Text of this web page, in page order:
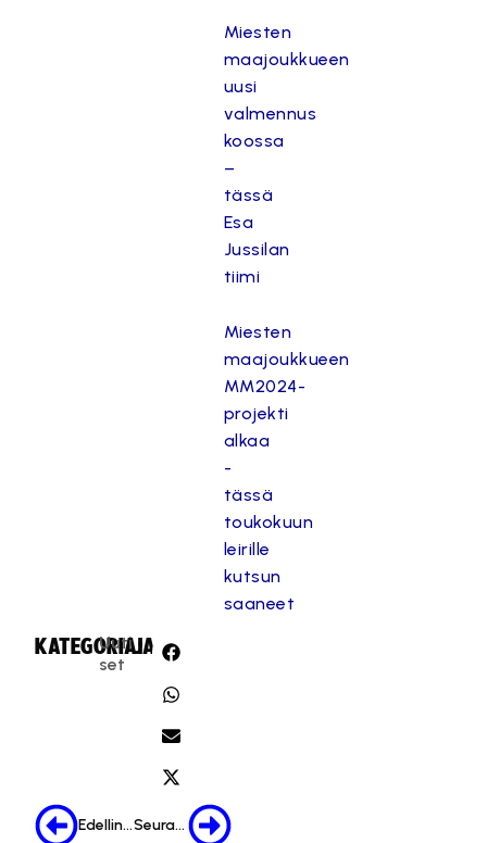
Miesten
maajoukkueen
uusi
valmennus
koossa
–
tässä
Esa
Jussilan
tiimi
Miesten
maajoukkueen
MM2024-
projekti
alkaa
-
tässä
toukokuun
leirille
kutsun
saaneet
KATEGORIA:
Uuti
set
JAA:
Edellinen Seuraava